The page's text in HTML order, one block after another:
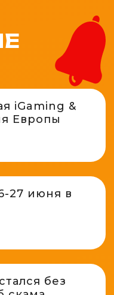
iGaming &
Европы
27 июня в
без